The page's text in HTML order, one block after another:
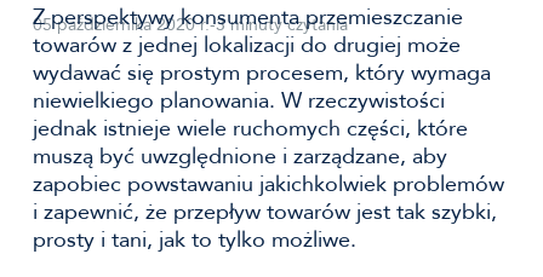
05 października 2020 r.-3 minuty czytania
Z perspektywy konsumenta przemieszczanie
towarów z jednej lokalizacji do drugiej może
wydawać się prostym procesem, który wymaga
niewielkiego planowania. W rzeczywistości
jednak istnieje wiele ruchomych części, które
muszą być uwzględnione i zarządzane, aby
zapobiec powstawaniu jakichkolwiek problemów
i zapewnić, że przepływ towarów jest tak szybki,
prosty i tani, jak to tylko możliwe.